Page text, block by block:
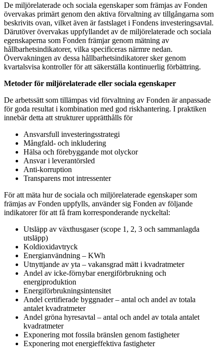
De miljörelaterade och sociala egenskaper som främjas av Fonden
övervakas primärt genom den aktiva förvaltning av tillgångarna som
beskrivits ovan, vilket även är fastslaget i Fondens investeringsavtal.
Därutöver övervakas uppfyllandet av de miljörelaterade och sociala
egenskaperna som Fonden främjar genom mätning av
hållbarhetsindikatorer, vilka specificeras närmre nedan.
Övervakningen av dessa hållbarhetsindikatorer sker genom
kvartalsvisa kontroller för att säkerställa kontinuerlig förbättring.
Metoder för miljörelaterade eller sociala egenskaper
De arbetssätt som tillämpas vid förvaltning av Fonden är anpassade
för goda resultat i kombination med god riskhantering. I praktiken
innebär detta att strukturer upprätthålls för
Ansvarsfull investeringsstrategi
Mångfald- och inkludering
Hälsa och förebyggande mot olyckor
Ansvar i leverantörsled
Anti-korruption
Transparens mot intressenter
För att mäta hur de sociala och miljörelaterade egenskaper som
främjas av Fonden uppfylls, använder sig Fonden av följande
indikatorer för att få fram korresponderande nyckeltal:
Utsläpp av växthusgaser (scope 1, 2, 3 och sammanlagda
utsläpp)
Koldioxidavtryck
Energianvändning – KWh
Utnyttjande av yta – vakansgrad mätt i kvadratmeter
Andel av icke-förnybar energiförbrukning och
energiproduktion
Energiförbrukningsintensitet
Andel certifierade byggnader – antal och andel av totala
antalet kvadratmeter
Andel gröna hyresavtal – antal och andel av totala antalet
kvadratmeter
Exponering mot fossila bränslen genom fastigheter
Exponering mot energieffektiva fastigheter